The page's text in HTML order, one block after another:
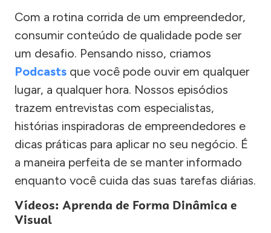
Com a rotina corrida de um empreendedor,
consumir conteúdo de qualidade pode ser
um desafio. Pensando nisso, criamos
Podcasts que você pode ouvir em qualquer
lugar, a qualquer hora. Nossos episódios
trazem entrevistas com especialistas,
histórias inspiradoras de empreendedores e
dicas práticas para aplicar no seu negócio. É
a maneira perfeita de se manter informado
enquanto você cuida das suas tarefas diárias.
Vídeos: Aprenda de Forma Dinâmica e
Visual